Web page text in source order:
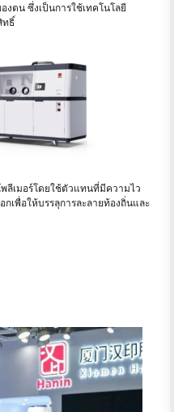
ตน ซึ่งเป็นการใช้เทคโนโลยี
ทธิ์
ลีเมอร์โดยใช้ตัวแทนที่มีความไว
เพื่อให้บรรลุการละลายท้องถิ่นและ